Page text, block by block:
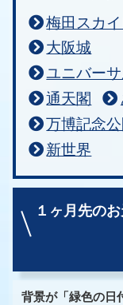
梅田スカ
大阪城
ユニバー
通天閣
万博記念公
新世界
１ヶ月先のお
背景が「緑色の日